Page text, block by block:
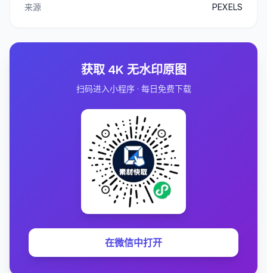
来源
PEXELS
获取 4K 无水印原图
扫码进入小程序 · 每日免费下载
在微信中打开